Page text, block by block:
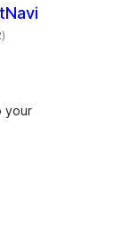
કુલ
રેટિંગ્સ
)
your